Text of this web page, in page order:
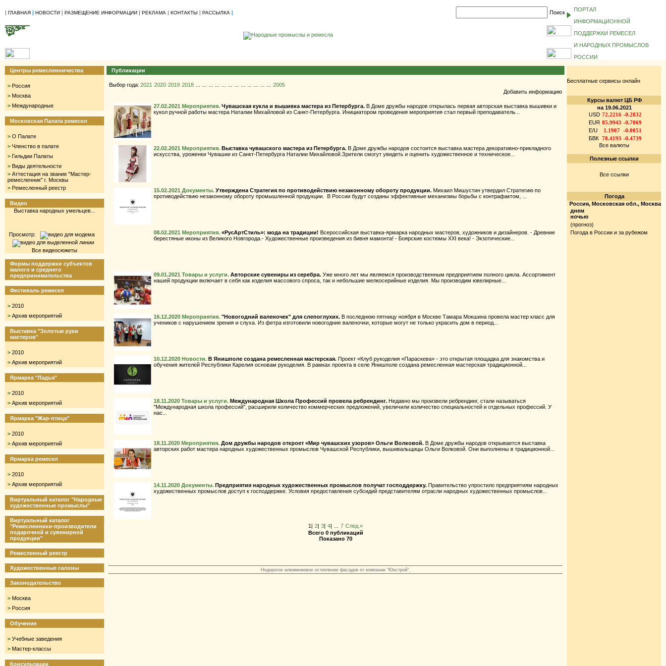
| ГЛАВНАЯ | НОВОСТИ | РАЗМЕЩЕНИЕ ИНФОРМАЦИИ | РЕКЛАМА | КОНТАКТЫ | РАССЫЛКА | Поиск
ПОРТАЛ
ИНФОРМАЦИОННОЙ
ПОДДЕРЖКИ РЕМЕСЕЛ
И НАРОДНЫХ ПРОМЫСЛОВ
РОССИИ
Центры ремесленничества
> Россия
> Москва
> Международные
Московская Палата ремесел
> О Палате
> Членство в палате
> Гильдии Палаты
> Виды деятельности
> Аттестация на звание "Мастер-
ремесленник" г. Москвы
> Ремесленный реестр
Видео
Выставка народных умельцев...
Просмотр:
Все видеосюжеты
Формы поддержки субъектов
малого и среднего
предпринимательства
Фестиваль ремесел
> 2010
> Архив мероприятий
Выставка "Золотые руки
мастеров"
> 2010
> Архив мероприятий
Ярмарка "Ладья"
> 2010
> Архив мероприятий
Ярмарка "Жар-птица"
> 2010
> Архив мероприятий
Ярмарка ремесел
> 2010
> Архив мероприятий
Виртуальный каталог "Народные
художественные промыслы"
Виртуальный каталог
"Ремесленники-производители
подарочной и сувенирной
продукции"
Ремесленный реестр
Художественные салоны
Законодательство
> Москва
> Россия
Обучение
> Учебные заведения
> Мастер-классы
Консультации
Публикации
Выбор года: 2021 2020 2019 2018
2005
Добавить информацию
27.02.2021 Мероприятия. Чувашская кукла и вышивка мастера из Петербурга. В Доме дружбы народов открылась первая авторская выставка вышивки и
кукол ручной работы мастера Наталии Михайловой из Санкт-Петербурга. Инициатором проведения мероприятия стал первый преподаватель...
22.02.2021 Мероприятия. Выставка чувашского мастера из Петербурга. В Доме дружбы народов состоится выставка мастера декоративно-прикладного
искусства, уроженки Чувашии из Санкт-Петербурга Наталии Михайловой.Зрители смогут увидеть и оценить художественное и техническое...
15.02.2021 Документы. Утверждена Стратегия по противодействию незаконному обороту продукции. Михаил Мишустин утвердил Стратегию по
противодействию незаконному обороту промышленной продукции. В России будут созданы эффективные механизмы борьбы с контрафактом, ...
08.02.2021 Мероприятия. «РусАртСтиль»: мода на традиции! Всероссийская выставка-ярмарка народных мастеров, художников и дизайнеров. - Древние
берестяные иконы из Великого Новгорода.- Художественные произведения из бивня мамонта! - Боярские костюмы XXI века! - Экзотические...
09.01.2021 Товары и услуги. Авторские сувениры из серебра. Уже много лет мы являемся производственным предприятием полного цикла. Ассортимент
нашей продукции включает в себя как изделия массового спроса, так и небольшие мелкосерийные изделия. Мы производим ювелирные...
16.12.2020 Мероприятия. "Новогодний валеночек" для слепоглухих. В последнюю пятницу ноября в Москве Тамара Мокшина провела мастер класс для
учеников с нарушением зрения и слуха. Из фетра изготовили новогодние валеночки, которые могут не только украсить дом в период...
10.12.2020 Новости. В Янишполе создана ремесленная мастерская. Проект «Клуб рукоделия «Параскева» - это открытая площадка для знакомства и
обучения жителей Республики Карелия основам рукоделия. В рамках проекта в селе Янишполе создана ремесленная мастерская традиционной...
18.11.2020 Товары и услуги. Международная Школа Профессий провела ребрендинг. Недавно мы произвели ребрендинг, стали называться
"Международная школа профессий", расширили количество коммерческих предложений, увеличили количество специальностей и отдельных профессий. У
нас...
18.11.2020 Мероприятия. Дом дружбы народов откроет «Мир чувашских узоров» Ольги Волковой. В Доме дружбы народов открывается выставка
авторских работ мастера народных художественных промыслов Чувашской Республики, вышивальщицы Ольги Волковой. Они выполнены в традиционной...
14.11.2020 Документы. Предприятия народных художественных промыслов получат господдержку. Правительство упростило предприятиям народных
художественных промыслов доступ к господдержке. Условия предоставления субсидий представителям отрасли народных художественных промыслов...
1| 2| 3| 4| 7 След.»
Всего 0 публикаций
Показано 70
Недорогое алюминиевое остекление фасадов от компании "Юнстрой".
Бесплатные сервисы онлайн
Курсы валют ЦБ РФ
на 19.06.2021
USD 72.2216 -0.2832
EUR 85.9943 -0.7069
E/U
1.1907 -0.0051
БВК 78.4193 -0.4739
Все валюты
Полезные ссылки
Все ссылки
Погода
Россия, Московская обл., Москва
днем
ночью
(прогноз)
Погода в России и за рубежом